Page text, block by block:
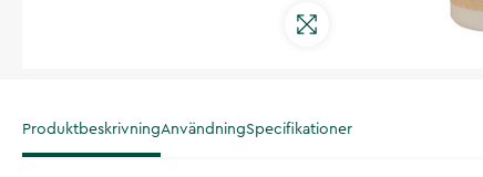
ProduktbeskrivningAnvändningSpecifikationer